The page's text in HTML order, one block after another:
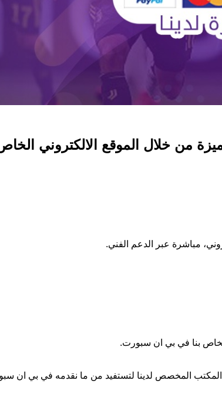
من خلال الموقع الالكتروني الخاص
مباشرة عبر الدعم الفني.
بنا في بي ان سبورت.
المكتب المخصص لدينا لتستفيد من ما نقدمه في بي ان